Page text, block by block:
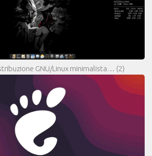
GNU/Linux minimalista… (2)